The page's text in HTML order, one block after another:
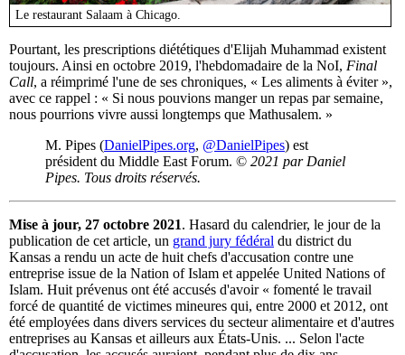
Le restaurant Salaam à Chicago.
Pourtant, les prescriptions diététiques d'Elijah Muhammad existent
toujours. Ainsi en octobre 2019, l'hebdomadaire de la NoI, Final
Call, a réimprimé l'une de ses chroniques, « Les aliments à éviter »,
avec ce rappel : « Si nous pouvions manger un repas par semaine,
nous pourrions vivre aussi longtemps que Mathusalem. »
M. Pipes (DanielPipes.org, @DanielPipes) est
président du Middle East Forum. © 2021 par Daniel
Pipes. Tous droits réservés.
Mise à jour, 27 octobre 2021. Hasard du calendrier, le jour de la
publication de cet article, un grand jury fédéral du district du
Kansas a rendu un acte de huit chefs d'accusation contre une
entreprise issue de la Nation of Islam et appelée United Nations of
Islam. Huit prévenus ont été accusés d'avoir « fomenté le travail
forcé de quantité de victimes mineures qui, entre 2000 et 2012, ont
été employées dans divers services du secteur alimentaire et d'autres
entreprises au Kansas et ailleurs aux États-Unis. ... Selon l'acte